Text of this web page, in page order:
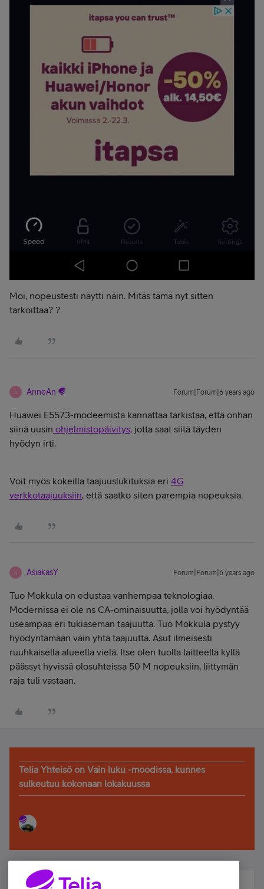
Moi, nopeustesti näytti näin. Mitäs tämä nyt sitten
tarkoittaa? ?
A AnneAn Forum|Forum|6 years ago
Huawei E5573-modeemista kannattaa tarkistaa, että onhan
siinä uusin ohjelmistopäivitys, jotta saat siitä täyden
hyödyn irti.
Voit myös kokeilla taajuuslukituksia eri 4G
verkkotaajuuksiin, että saatko siten parempia nopeuksia.
A AsiakasY Forum|Forum|6 years ago
Tuo Mokkula on edustaa vanhempaa teknologiaa.
Modernissa ei ole ns CA-ominaisuutta, jolla voi hyödyntää
useampaa eri tukiaseman taajuutta. Tuo Mokkula pystyy
hyödyntämään vain yhtä taajuutta. Asut ilmeisesti
ruuhkaisella alueella vielä. Itse olen tuolla laitteella kyllä
päässyt hyvissä olosuhteissa 50 M nopeuksiin, liittymän
raja tuli vastaan.
Telia Yhteisö on Vain luku -moodissa, kunnes
sulkeutuu kokonaan lokakuussa